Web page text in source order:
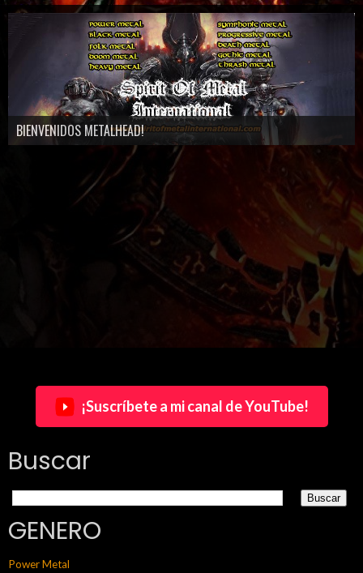
BIENVENIDOS METALHEAD!
¡Suscríbete a mi canal de YouTube!
Buscar
GENERO
Power Metal